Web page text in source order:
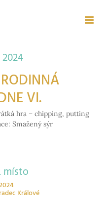
VI.
hra – chipping, putting
Smažený sýr
místo
Králové